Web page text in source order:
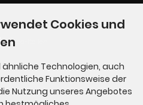
Lucca-Italien
Cookies und
Technologien, auch
Funktionsweise der
Nutzung unseres Angebotes